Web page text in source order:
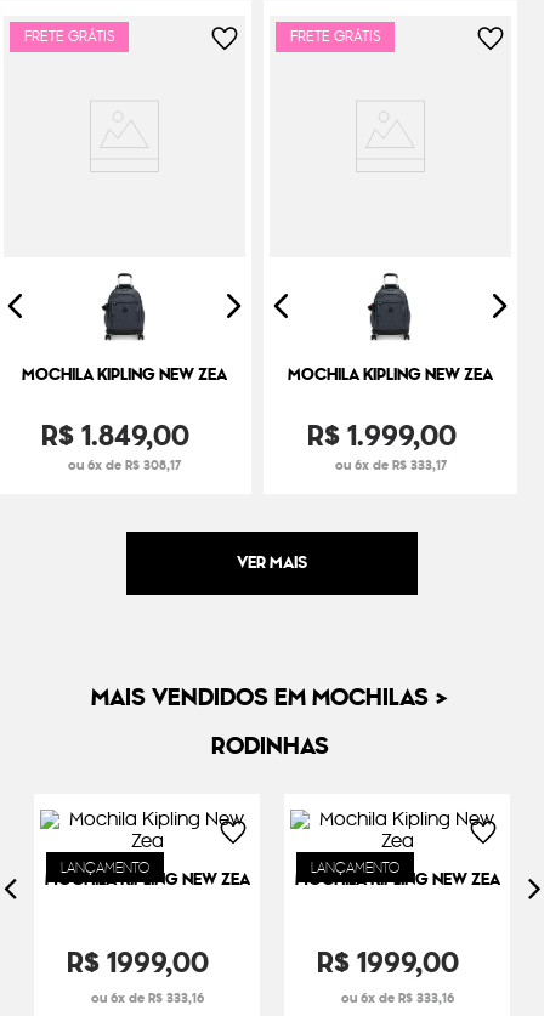
FRETE GRÁTIS
MOCHILA KIPLING NEW ZEA
R$1.849,00
ou 6x de R$ 308,17
FRETE GRÁTIS
MOCHILA KIPLING NEW ZEA
R$1.999,00
ou 6x de R$ 333,17
MAIS VENDIDOS EM MOCHILAS >
RODINHAS
LANÇAMENTO
MOCHILA KIPLING NEW ZEA
R$1999,00
6 R$ 333,16
LANÇAMENTO
MOCHILA KIPLING NEW ZEA
R$1999,00
6 R$ 333,16